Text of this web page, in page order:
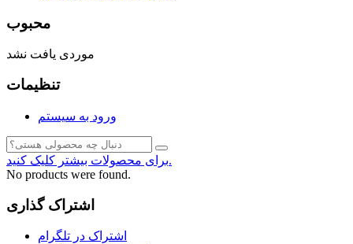
محبوب
موردی یافت نشد
تنظیمات
ورود به سیستم
برای محصولات بیشتر کلیک کنید.
No products were found.
اشتراک گذاری
اشتراک در تلگرام